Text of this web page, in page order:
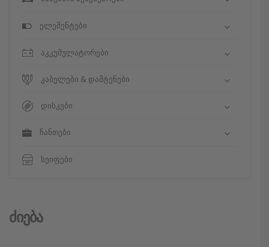
ელემენტები
აკკუმულატორები
კაბელები & დამტენები
დისკები
ჩანთები
სეიფები
Ძიება